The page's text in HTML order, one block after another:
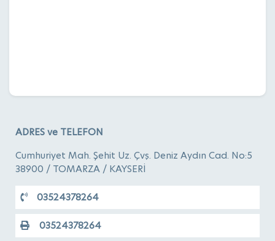
ADRES ve TELEFON
Cumhuriyet Mah. Şehit Uz. Çvş. Deniz Aydın Cad. No:5
38900 / TOMARZA / KAYSERİ
03524378264
03524378264